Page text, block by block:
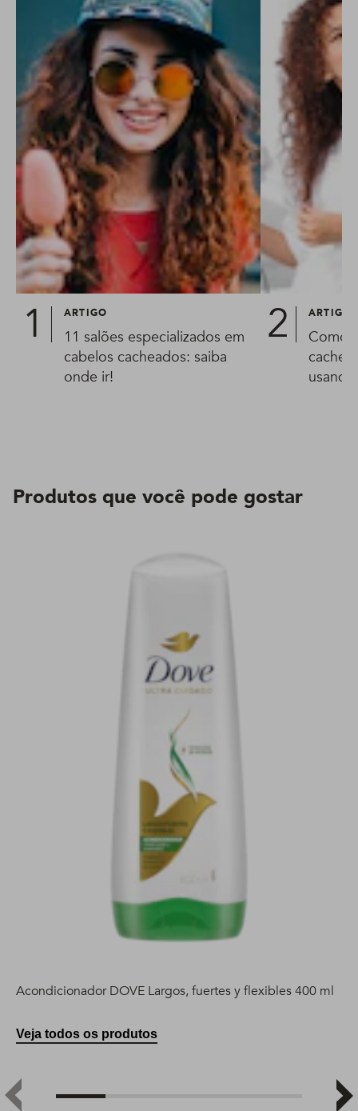
ARTIGO
11 salões especializados em
cabelos cacheados: saiba
onde ir!
ARTIGO
Como
Produtos que você pode gostar
Acondicionador DOVE Largos, fuertes y flexibles 400 ml
Veja todos os produtos